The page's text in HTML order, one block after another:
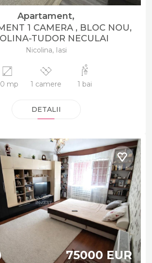
Apartament,
1 CAMERA , BLOC NOU,
TUDOR NECULAI
Nicolina, Iasi
mp 1 camere 1 bai
DETALII
75000 EUR